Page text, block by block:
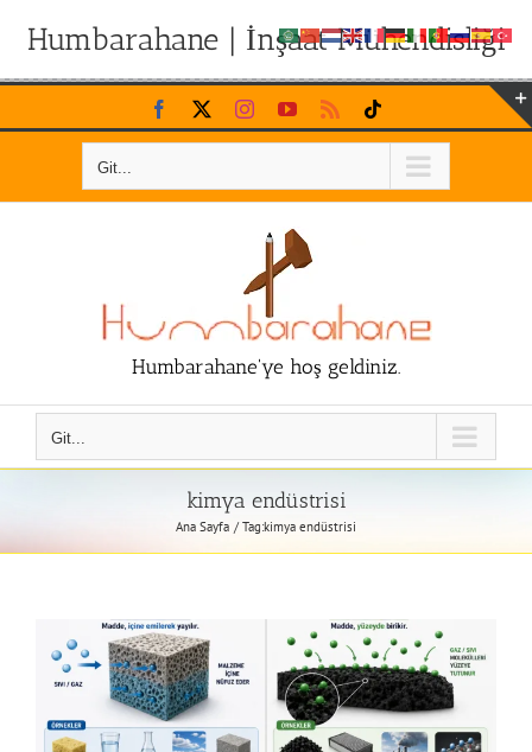
Humbarahane | İnşaat Mühendisliği
Skip
to
Facebook InstagramYouTubeRss
Git...
Humbarahane'ye hoş geldiniz.
Git...
kimya endüstrisi
Ana Sayfa Tag:kimya endüstrisi